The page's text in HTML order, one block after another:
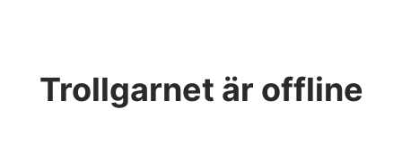
Trollgarnet är offline